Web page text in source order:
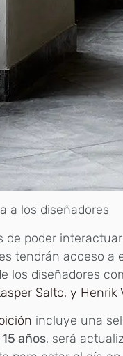
a los diseñadores
de poder
tendrán acceso a
los diseñadores
Salto, y Henrik
incluye una
años, será